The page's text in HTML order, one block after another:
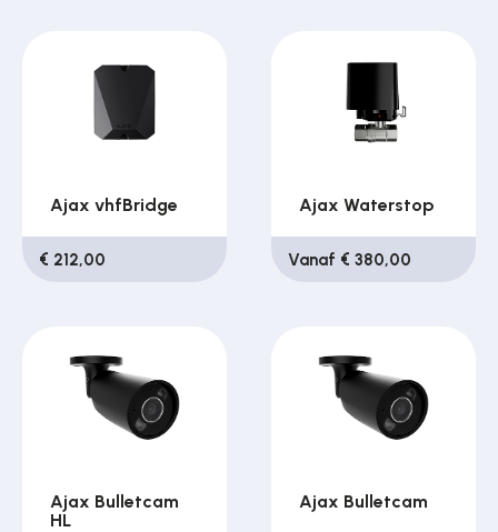
Ajax vhfBridge
€ 212,00
Ajax Waterstop
Vanaf € 380,00
Ajax Bulletcam
HL
Ajax Bulletcam